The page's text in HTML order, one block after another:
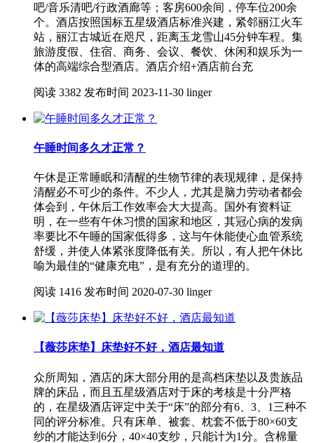
吧/音乐清吧/行政酒廊等；客房600余间，停车位200余
个。酒店按照国标五星级酒店标准兴建，紧邻丽江火车
站，丽江古城近在咫尺，距离玉龙雪山45分钟车程。集
旅游度假、住宿、商务、会议、餐饮、休闲和娱乐为一
体的高端综合型酒店。酒店介绍+酒店前台充
阅读 3382 发布时间 2023-11-30 linger
午睡时间多久才正常？
午休是正常睡眠和清醒的生物节律的表现规律，是保持
清醒必不可少的条件。不少人，尤其是脑力劳动者都会
体会到，午休后工作效率会大大提高。国外有资料证
明，在一些有午休习惯的国家和地区，其冠心病的发病
率要比不午睡的国家低得多，这与午休能使心血管系统
舒缓，并使人体紧张度降低有关。所以，有人把午休比
喻为最佳的“健康充电”，是有充分的道理的。
阅读 1416 发布时间 2020-07-30 linger
【薇莎床垫】床垫好不好，酒店最知道
众所周知，酒店的床大部分用的是高档床垫以及贵族品
牌的床品，而且五星级酒店对于床的考核是十分严格
的，在星级酒店评定中关于“床”的部分有6、3、1三种不
同的评分标准。只有床单、被套、枕套不低于80×60支
纱的才能达到6分，40×40支纱，只能计为1分。含棉量